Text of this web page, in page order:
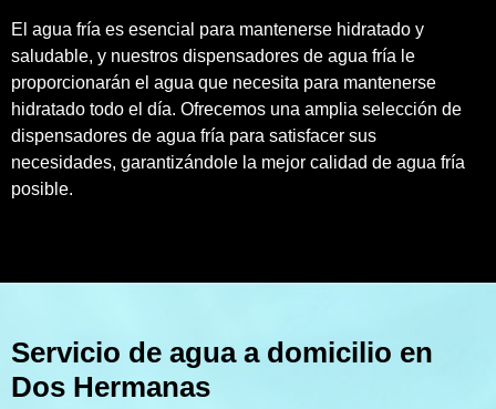
El agua fría es esencial para mantenerse hidratado y
saludable, y nuestros dispensadores de agua fría le
proporcionarán el agua que necesita para mantenerse
hidratado todo el día. Ofrecemos una amplia selección de
dispensadores de agua fría para satisfacer sus
necesidades, garantizándole la mejor calidad de agua fría
posible.
Servicio de agua a domicilio en
Dos Hermanas